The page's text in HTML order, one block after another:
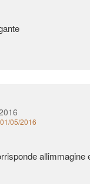
05/2016
allimmagine